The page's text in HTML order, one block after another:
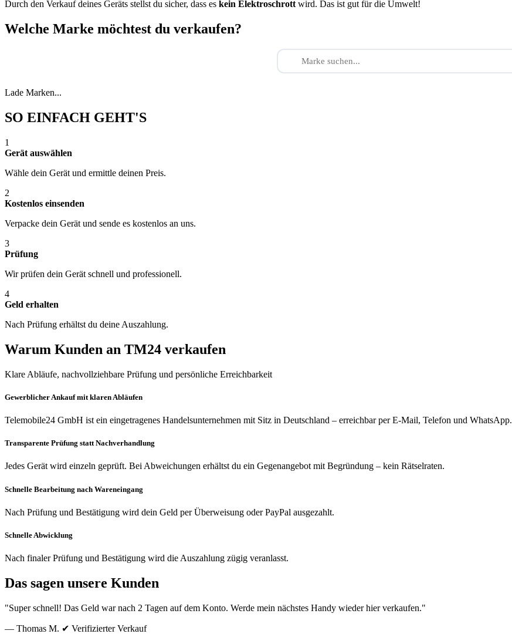
Durch den Verkauf deines Geräts stellst du sicher, dass es kein Elektroschrott wird. Das ist gut für die Umwelt!
Welche Marke möchtest du verkaufen?
Lade Marken...
SO EINFACH GEHT'S
1
Gerät auswählen
Wähle dein Gerät und ermittle deinen Preis.
2
Kostenlos einsenden
Verpacke dein Gerät und sende es kostenlos an uns.
3
Prüfung
Wir prüfen dein Gerät schnell und professionell.
4
Geld erhalten
Nach Prüfung erhältst du deine Auszahlung.
Warum Kunden an TM24 verkaufen
Klare Abläufe, nachvollziehbare Prüfung und persönliche Erreichbarkeit
Gewerblicher Ankauf mit klaren Abläufen
Telemobile24 GmbH ist ein eingetragenes Handelsunternehmen mit Sitz in Deutschland – erreichbar per E-Mail, Telefon und WhatsApp.
Transparente Prüfung statt Nachverhandlung
Jedes Gerät wird einzeln geprüft. Bei Abweichungen erhältst du ein Gegenangebot mit Begründung – kein Rätselraten.
Schnelle Bearbeitung nach Wareneingang
Nach Prüfung und Bestätigung wird dein Geld per Überweisung oder PayPal ausgezahlt.
Schnelle Abwicklung
Nach finaler Prüfung und Bestätigung wird die Auszahlung zügig veranlasst.
Das sagen unsere Kunden
"Super schnell! Das Geld war nach 2 Tagen auf dem Konto. Werde mein nächstes Handy wieder hier verkaufen."
— Thomas M. ✔ Verifizierter Verkauf